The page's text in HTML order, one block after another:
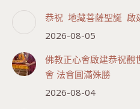
恭祝 地藏菩薩聖誕 啟
2026-08-05
佛教正心會啟建恭祝觀
會 法會圓滿殊勝
2026-08-04